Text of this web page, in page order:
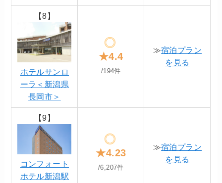
【8】
ホテルサンロ
ーラ＜新潟県
長岡市＞
★4.4
/194件
≫宿泊プラン
を見る
【9】
コンフォート
ホテル新潟駅
★4.23
/6,207件
≫宿泊プラン
を見る